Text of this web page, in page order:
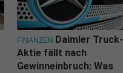
FINANZEN Daimler Truck-
Aktie fällt nach
Gewinneinbruch: Was